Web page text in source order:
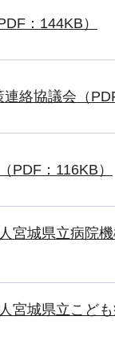
：144KB）
絡協議会（
PDF：116KB）
宮城県立病院
宮城県立こど